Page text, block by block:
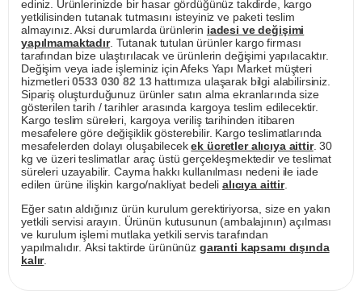
ediniz. Ürünlerinizde bir hasar gördüğünüz takdirde, kargo
yetkilisinden tutanak tutmasını isteyiniz ve paketi teslim
almayınız. Aksi durumlarda ürünlerin iadesi ve değişimi
yapılmamaktadır. Tutanak tutulan ürünler kargo firması
tarafından bize ulaştırılacak ve ürünlerin değişimi yapılacaktır.
Değişim veya iade işleminiz için Afeks Yapı Market müşteri
hizmetleri0533 030 82 13hattımıza ulaşarak bilgi alabilirsiniz.
Sipariş oluşturduğunuz ürünler satın alma ekranlarında size
gösterilen tarih / tarihler arasında kargoya teslim edilecektir.
Kargo teslim süreleri, kargoya veriliş tarihinden itibaren
mesafelere göre değişiklik gösterebilir. Kargo teslimatlarında
mesafelerden dolayı oluşabilecekek ücretler alıcıya aittir. 30
kg ve üzeri teslimatlar araç üstü gerçekleşmektedir ve teslimat
süreleri uzayabilir. Cayma hakkı kullanılması nedeni ile iade
edilen ürüne ilişkin kargo/nakliyat bedeli alıcıya aittir.
Eğer satın aldığınız ürün kurulum gerektiriyorsa, size en yakın
yetkili servisi arayın. Ürünün kutusunun (ambalajının) açılması
ve kurulum işlemi mutlaka yetkili servis tarafından
yapılmalıdır. Aksi taktirde ürününüz garanti kapsamı dışında
kalır.